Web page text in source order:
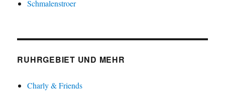
Schmalenstroer
RUHRGEBIET UND MEHR
Charly & Friends